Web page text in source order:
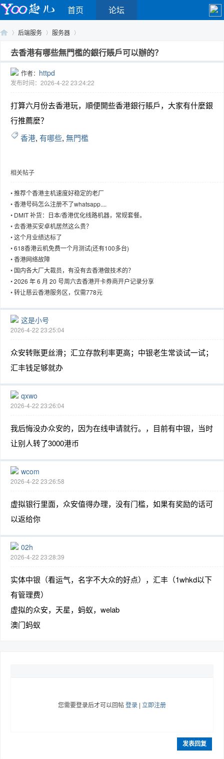
首页 论坛
后端服务
›
服务器
去香港有哪些無門檻的銀行賬戶可以辦的？
作者： httpd
发布时间：2026-4-22 23:24:22
打算六月份去香港玩，順便開些香港銀行賬戶，大家有什麼銀
行推薦麼？
香港, 有哪些, 無門檻
相关帖子
•推荐个香港主机速度好稳定的老厂
•香港号码怎么注册不了whatsapp....
• DMIT 补货：日本/香港优化线路机器，常规套餐。
•去香港买安卓机居然这么贵？
•这个月业绩达标了
•618香港云机免费一个月测试(还有100多台)
•香港网络故障
• 国内各大厂大裁员，有没有去香港做技术的？
•2026 年 6 月 20 号周六去香港开卡券商开户记录分享
•转让慈云香港服务区，仅需778元
这是小号
2026-4-22 23:25:04
众安转账更丝滑；汇立存款利率更高；中银老生常谈试一试；
汇丰钱足够就办
qxwo
2026-4-22 23:26:04
我后悔没办众安的，因为在线申请就行。，目前有中银，当时
让别人转了3000港币
wcom
2026-4-22 23:26:58
虚拟银行里面，众安值得办理，没有门槛，如果有奖励的话可
以返给你
02h
2026-4-22 23:28:39
实体中银（看运气，名字不大众的好点），汇丰（1whkd以下
有管理费）
虚拟的众安，天星，蚂蚁，welab
澳门蚂蚁
您需要登录后才可以回帖登录 | 立即注册
发表回复